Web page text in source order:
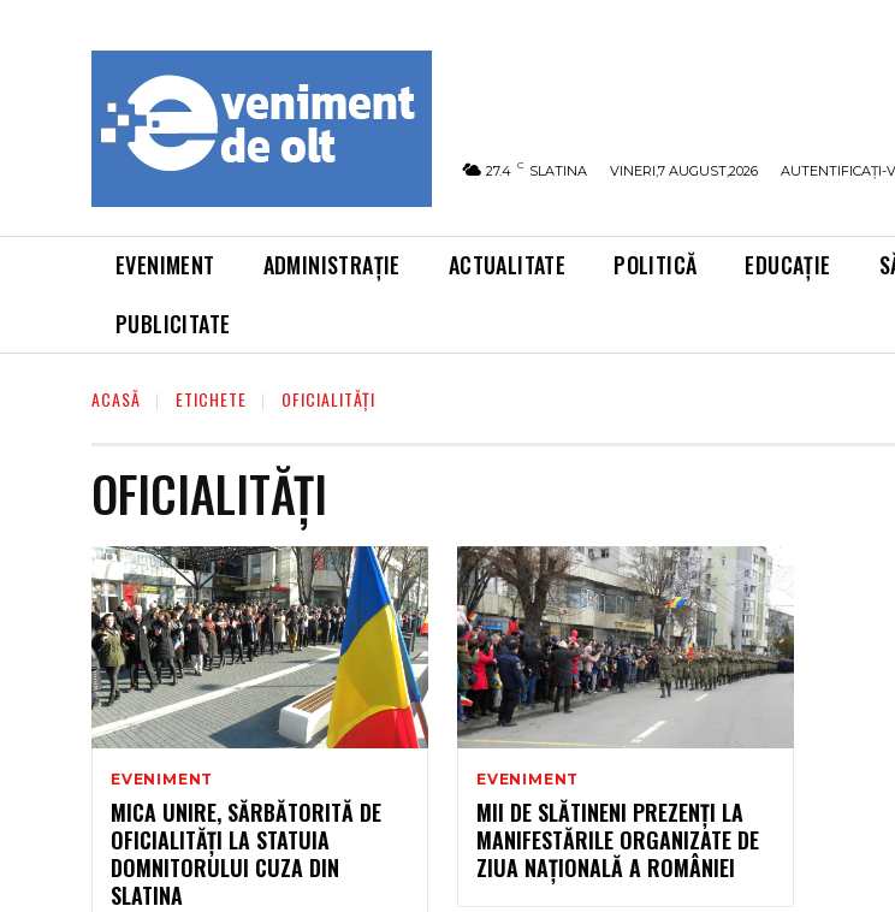
27.4 C SLATINA VINERI,7 AUGUST,2026 AUTENTIFICAȚI-
EVENIMENT ADMINISTRAȚIE ACTUALITATE POLITICĂ EDUCAȚIE
PUBLICITATE
ACASĂ ETICHETE OFICIALITĂŢI
OFICIALITĂŢI
EVENIMENT
MICA UNIRE, SĂRBĂTORITĂ DE
OFICIALITĂŢI LA STATUIA
DOMNITORULUI CUZA DIN
SLATINA
EVENIMENT
MII DE SLĂTINENI PREZENŢI LA
MANIFESTĂRILE ORGANIZATE DE
ZIUA NAŢIONALĂ A ROMÂNIEI